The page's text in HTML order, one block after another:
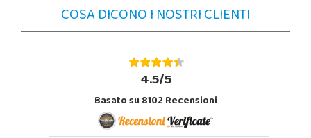
COSA DICONO I NOSTRI CLIENTI
4.5/5
Basato su 8102 Recensioni